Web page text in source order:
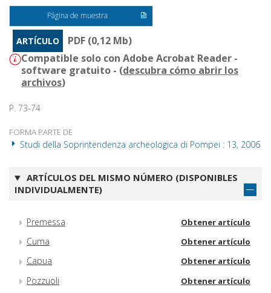
Página de muestra
ARTÍCULO
PDF (0,12 Mb)
Compatible solo con Adobe Acrobat Reader -
software gratuito - (descubra cómo abrir los
archivos)
P. 73-74
FORMA PARTE DE
Studi della Soprintendenza archeologica di Pompei : 13, 2006
ARTÍCULOS DEL MISMO NÚMERO (DISPONIBLES
INDIVIDUALMENTE)
Premessa Obtener artículo
Cuma Obtener artículo
Capua Obtener artículo
Pozzuoli Obtener artículo